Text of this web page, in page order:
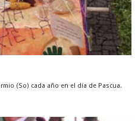
(So) cada año en el día de Pascua.